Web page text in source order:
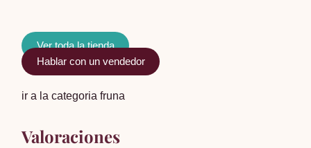
Ver toda la tienda
Hablar con un vendedor
ir a la categoria fruna
Valoraciones